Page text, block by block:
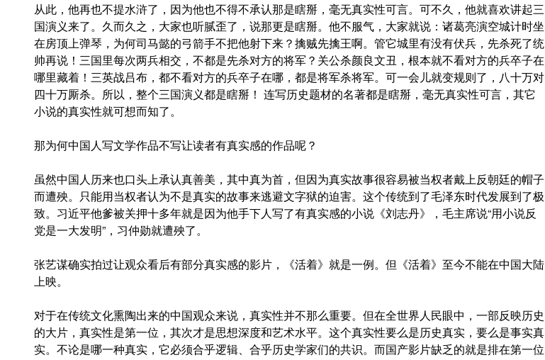
从此，他再也不提水浒了，因为他也不得不承认那是瞎掰，毫无真实性可言。可不久，他就喜欢讲起三
国演义来了。久而久之，大家也听腻歪了，说那更是瞎掰。他不服气，大家就说：诸葛亮演空城计时坐
在房顶上弹琴，为何司马懿的弓箭手不把他射下来？擒贼先擒王啊。管它城里有没有伏兵，先杀死了统
帅再说！三国里每次两兵相交，不都是先杀对方的将军？关公杀颜良文丑，根本就不看对方的兵卒子在
哪里藏着！三英战吕布，都不看对方的兵卒子在哪，都是将军杀将军。可一会儿就变规则了，八十万对
四十万厮杀。所以，整个三国演义都是瞎掰！ 连写历史题材的名著都是瞎掰，毫无真实性可言，其它
小说的真实性就可想而知了。
那为何中国人写文学作品不写让读者有真实感的作品呢？
虽然中国人历来也口头上承认真善美，其中真为首，但因为真实故事很容易被当权者戴上反朝廷的帽子
而遭殃。只能用当权者认为不是真实的故事来逃避文字狱的迫害。这个传统到了毛泽东时代发展到了极
致。习近平他爹被关押十多年就是因为他手下人写了有真实感的小说《刘志丹》，毛主席说“用小说反
党是一大发明”，习仲勋就遭殃了。
张艺谋确实拍过让观众看后有部分真实感的影片，《活着》就是一例。但《活着》至今不能在中国大陆
上映。
对于在传统文化熏陶出来的中国观众来说，真实性并不那么重要。但在全世界人民眼中，一部反映历史
的大片，真实性是第一位，其次才是思想深度和艺术水平。这个真实性要么是历史真实，要么是事实真
实。不论是哪一种真实，它必须合乎逻辑、合乎历史学家们的共识。而国产影片缺乏的就是排在第一位